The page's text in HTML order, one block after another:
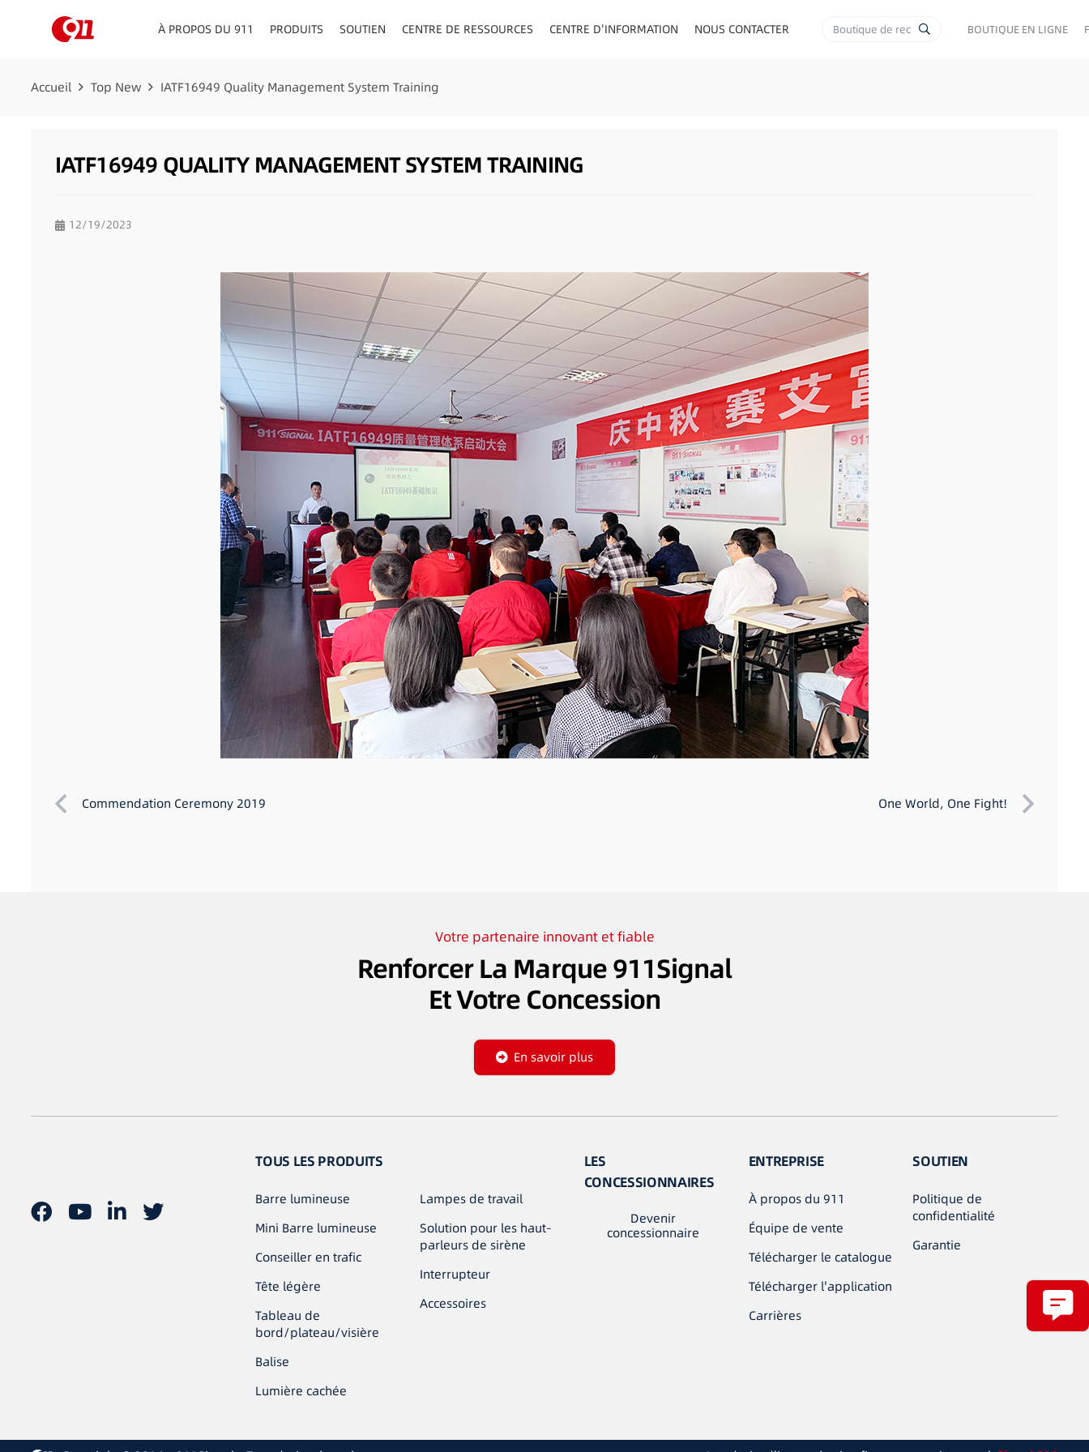
À PROPOS DU 911 PRODUITS SOUTIEN CENTRE DE RESSOURCES CENTRE D'INFORMATION NOUS CONTACTER BOUTIQUE EN LIGNE
Accueil Top New IATF16949 Quality Management System Training
IATF16949 QUALITY MANAGEMENT SYSTEM TRAINING
12/19/2023
Commendation Ceremony 2019 One World, One Fight!
Votre partenaire innovant et fiable
Renforcer La Marque 911Signal
Et Votre Concession
En savoir plus
TOUS LES PRODUITS
Barre lumineuse
Mini Barre lumineuse
Conseiller en trafic
Tête légère
Tableau de
bord/plateau/visière
Balise
Lumière cachée
Lampes de travail
Solution pour les haut-
parleurs de sirène
Interrupteur
Accessoires
LES
CONCESSIONNAIRES
Devenir
concessionnaire
ENTREPRISE
À propos du 911
Équipe de vente
Télécharger le catalogue
Télécharger l'application
Carrières
SOUTIEN
Politique de
confidentialité
Garantie